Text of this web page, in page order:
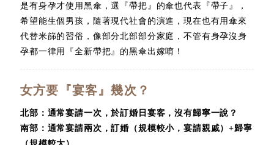
是有身孕才使用黑傘，選『帶把』的傘也代表『帶子』，
希望能生個男孩，隨著現代社會的演進，現在也有用傘來
代替米篩的習俗，像部分北部部分家庭，不管有身孕沒身
孕都一律用『全新帶把』的黑傘出嫁唷！
女方要『宴客』幾次？
北部：通常宴請一次，於訂婚日宴客，沒有歸寧一說？
南部：通常宴請兩次，訂婚（規模較小，宴請親戚）+歸寧